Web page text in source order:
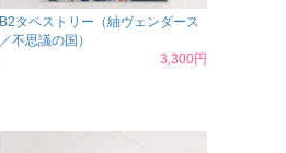
B2タペストリー（紬ヴェンダース
／不思議の国）
3,300円